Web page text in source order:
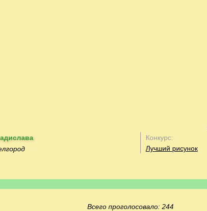
Конкурс:
Лучший рисунок
Всего проголосовало: 244